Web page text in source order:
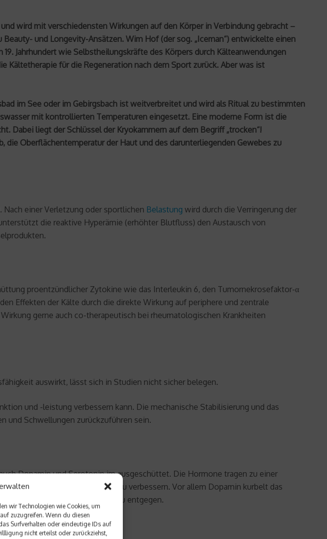
wir Technologien wie Cookies, um
zuzugreifen. Wenn du diesen
Surfverhalten oder eindeutige IDs auf
nicht erteilst oder zurückziehst,
wird mit verschiedensten Wirkungen auf den Körper in Verbindung gebracht –
und Longevity-Ansätzen. Wim Hof (der sog. „Iceman“) entwickelte einen
Jahrhundert wie Selbstheilungskräfte des Körpers durch Kälteanwendungen
für die Regeneration nach dem Sport zurück. Aber was ist
im See oder im Gebirgsbach ist weitverbreitet und wird als Ritual zu bestimmten
mit kontrollierten Temperaturen eingesetzt. Eine moderne Form ist die
Dabei liegt der Schlüssel der Kryokammern auf dem Begriff „trocken“!
die Oberflächentemperatur der Haut und des darunterliegenden Gewebes zu
Nach einer Verletzung oder sportlichen Belastung wird durch die Verringerung der
die reaktive Hyperämie (erhöhter Blutfluss) den Austausch von
proentzündlicher Zytokine wie das Interleukin 6, den Tumornekrosefaktor-α
Effekten der Kälte durch die direkte Wirkung auf periphere und zentrale
gerne auch co-therapeutisch bei rheumatologischen Krankheiten
auswirkt, lässt sich in Studien nicht sicher belegen.
und -leistung verbessern kann. Die mechanische Stabilisierung und das
und Schwellungen zurückzuführen sein.
Dopamin und Serotonin im ausgeschüttet. Die Hormone tragen zu einer
abzubauen und den Schlaf zu verbessern. Vor allem Dopamin kurbelt das
oder einer Fatigue zu entgegen.